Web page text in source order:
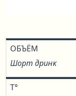
ОБЪЁМ
Шорт дринк
T°